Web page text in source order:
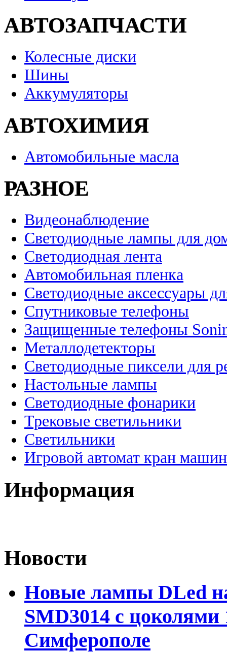
АВТОЗАПЧАСТИ
Колесные диски
Шины
Аккумуляторы
АВТОХИМИЯ
Автомобильные масла
РАЗНОЕ
Видеонаблюдение
Светодиодные лампы для
Светодиодная лента
Автомобильная пленка
Светодиодные аксессуары
Спутниковые телефоны
Защищенные телефоны
Металлодетекторы
Светодиодные пиксели для
Настольные лампы
Светодиодные фонарики
Трековые светильники
Светильники
Игровой автомат кран
Информация
Новости
Новые лампы DLed
SMD3014 с цоколями
Симферополе